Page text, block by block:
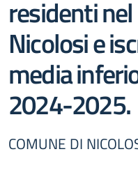
residenti
Nicolosi e
media
2024-2025.
COMUNE DI